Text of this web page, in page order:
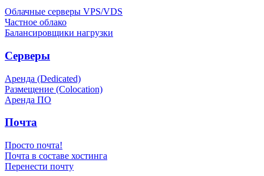
Облачные серверы VPS/VDS
Частное облако
Балансировщики нагрузки
Серверы
Аренда (Dedicated)
Размещение (Colocation)
Аренда ПО
Почта
Просто почта!
Почта в составе хостинга
Перенести почту